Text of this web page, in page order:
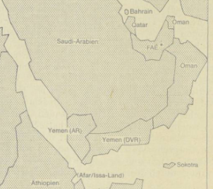
In
Lightbox
öffnen